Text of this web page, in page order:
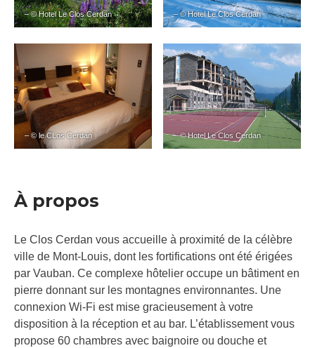
– © Hotel Le Clos Cerdan – © Hotel Le Clos Cerdan
– © le CLos Cerdan – © Hotel Le Clos Cerdan
À propos
Le Clos Cerdan vous accueille à proximité de la célèbre
ville de Mont-Louis, dont les fortifications ont été érigées
par Vauban. Ce complexe hôtelier occupe un bâtiment en
pierre donnant sur les montagnes environnantes. Une
connexion Wi-Fi est mise gracieusement à votre
disposition à la réception et au bar. L’établissement vous
propose 60 chambres avec baignoire ou douche et